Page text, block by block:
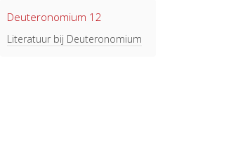
Deuteronomium 12
Literatuur bij Deuteronomium